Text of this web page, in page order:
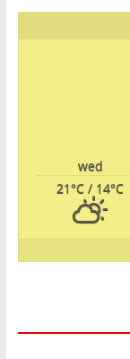
wed
21°C / 14°C